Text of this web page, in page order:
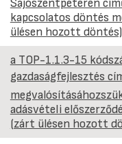
Sajószentpéteren
kapcsolatos döntés
ülésen hozott döntés)
a TOP-1.1.3-15
gazdaságfejlesztés
adásvételi
(zárt ülésen hozott